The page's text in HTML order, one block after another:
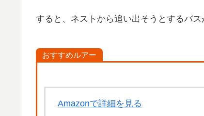
すると、ネストから追い出そうとするバス
おすすめルアー
Amazonで詳細を見る